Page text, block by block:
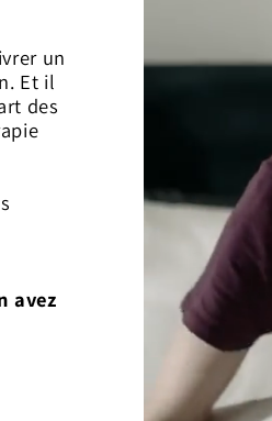
un
Et il
des
avez